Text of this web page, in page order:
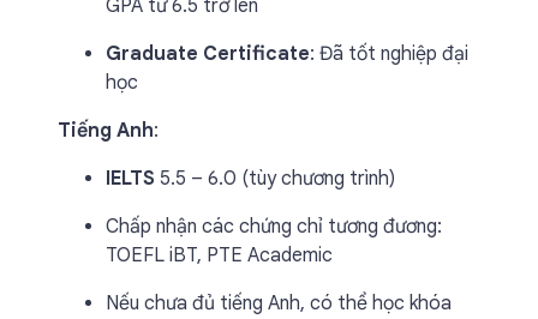
GPA từ 6.5 trở lên
Graduate Certificate: Đã tốt nghiệp đại
học
Tiếng Anh:
IELTS 5.5 – 6.0 (tùy chương trình)
Chấp nhận các chứng chỉ tương đương:
TOEFL iBT, PTE Academic
Nếu chưa đủ tiếng Anh, có thể học khóa